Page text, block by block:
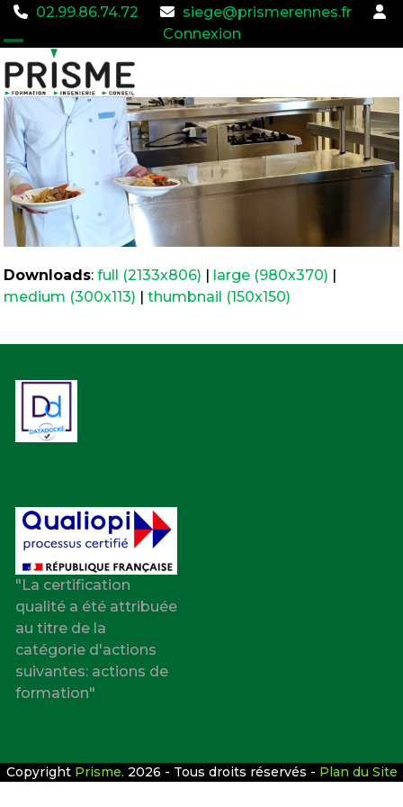
02.99.86.74.72
siege@prismerennes.fr
Connexion
Open
mobile
menu
Close
mobile
menu
Downloads:full (2133x806) large (980x370)
medium (300x113) |thumbnail (150x150)
"La certification
qualité a été attribuée
au titre de la
catégorie d'actions
suivantes: actions de
formation"
Copyright Prisme. 2026 - Tous droits réservés - Plan du Site